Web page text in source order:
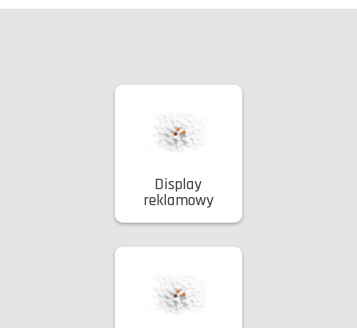
Display
reklamowy